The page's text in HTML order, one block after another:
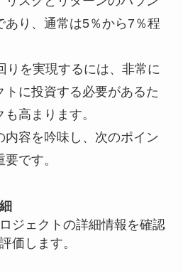
あり、通常は5％から7％程
りを実現するには、非常に
トに投資する必要があるた
高まります。
内容を吟味し、次のポイン
です。
ジェクトの詳細情報を確認
価します。